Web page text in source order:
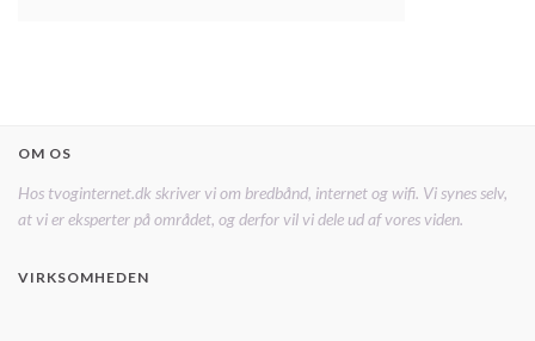
OM OS
Hos tvoginternet.dk skriver vi om bredbånd, internet og wifi. Vi synes selv,
at vi er eksperter på området, og derfor vil vi dele ud af vores viden.
VIRKSOMHEDEN